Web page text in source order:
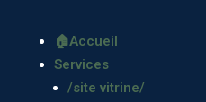
🏠Accueil
Services
/site vitrine/